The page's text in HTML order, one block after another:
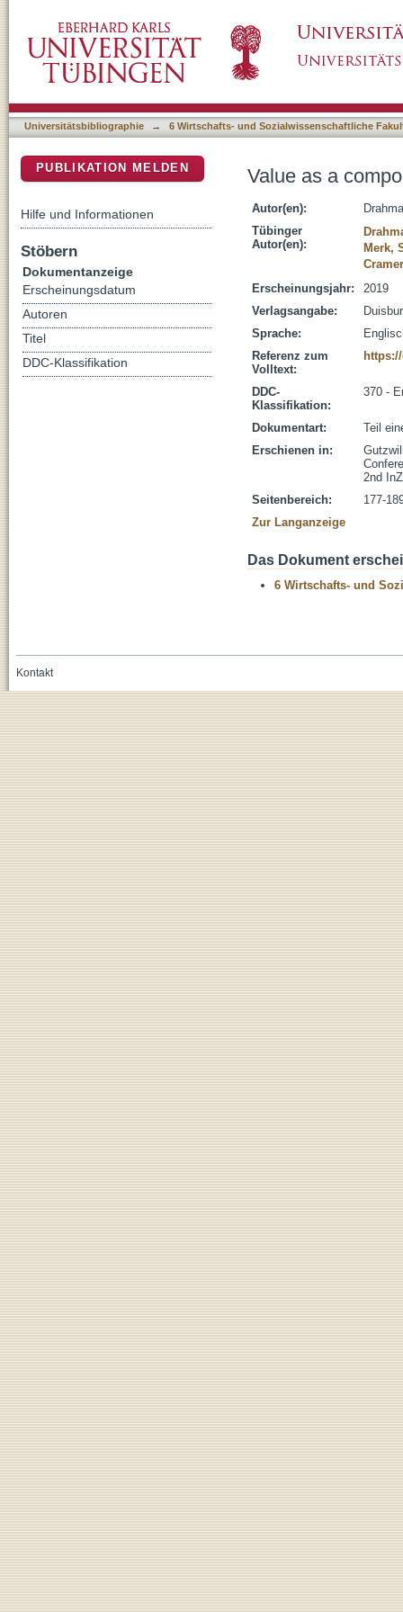
Universitätsbibliographie → 6 Wirtschafts- und Sozialwissenschaftliche
Value as a
Autor(en):
Tübinger
Autor(en):
Merk,
Erscheinungsjahr:
2019
Verlagsangabe:
Sprache:
Referenz zum
Volltext:
DDC-
Klassifikation:
370 -
Dokumentart:
Teil
Erschienen in:
2nd
Seitenbereich:
177-
Zur Langanzeige
Das Dokument
6 Wirtschafts- und
PUBLIKATION MELDEN
Hilfe und Informationen
Stöbern
Dokumentanzeige
Erscheinungsdatum
Autoren
Titel
DDC-Klassifikation
Kontakt